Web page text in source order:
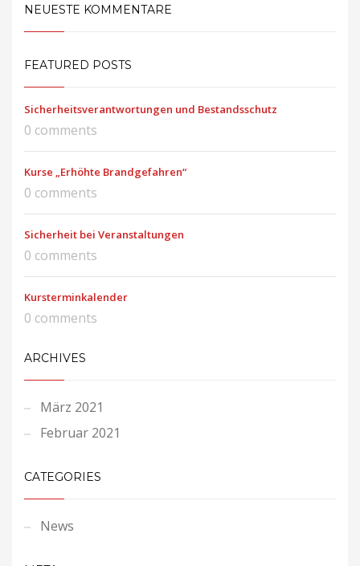
NEUESTE KOMMENTARE
FEATURED POSTS
Sicherheitsverantwortungen und Bestandsschutz
0 comments
Kurse „Erhöhte Brandgefahren“
0 comments
Sicherheit bei Veranstaltungen
0 comments
Kursterminkalender
0 comments
ARCHIVES
März 2021
Februar 2021
CATEGORIES
News